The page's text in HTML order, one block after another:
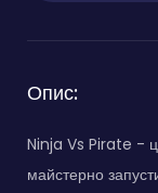
Опис:
Ninja Vs Pirate -
майстерно